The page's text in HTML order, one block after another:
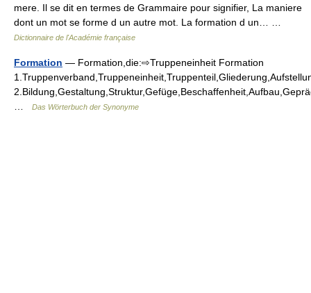
mere. Il se dit en termes de Grammaire pour signifier, La maniere
dont un mot se forme d un autre mot. La formation d un… …
Dictionnaire de l'Académie française
Formation — Formation,die:⇨Truppeneinheit Formation
Das Wörterbuch der Synonyme